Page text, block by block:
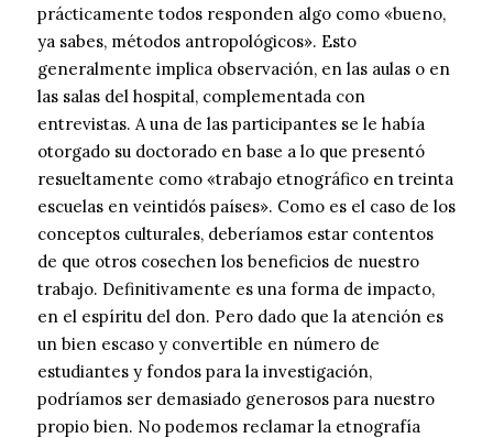
prácticamente todos responden algo como «bueno,
ya sabes, métodos antropológicos». Esto
generalmente implica observación, en las aulas o en
las salas del hospital, complementada con
entrevistas. A una de las participantes se le había
otorgado su doctorado en base a lo que presentó
resueltamente como «trabajo etnográfico en treinta
escuelas en veintidós países». Como es el caso de los
conceptos culturales, deberíamos estar contentos
de que otros cosechen los beneficios de nuestro
trabajo. Definitivamente es una forma de impacto,
en el espíritu del don. Pero dado que la atención es
un bien escaso y convertible en número de
estudiantes y fondos para la investigación,
podríamos ser demasiado generosos para nuestro
propio bien. No podemos reclamar la etnografía